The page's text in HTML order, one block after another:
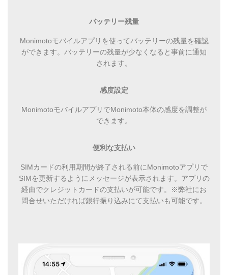
バッテリー残量
Monimotoモバイルアプリを使ってバッテリーの残量を確認
ができます。バッテリーの残量が少なくなると事前に通知
されます。
感度設定
MonimotoモバイルアプリでMonimoto本体の感度を調整が
できます。
便利な支払い
SIMカードの利用期間が終了される前にMonimotoアプリで
SIMを更新するようにメッセージが表示されます。アプリの
経由でクレジットカードの支払いが可能です。※弊社にお
問合せいただければ銀行振り込みにて支払いも可能です。